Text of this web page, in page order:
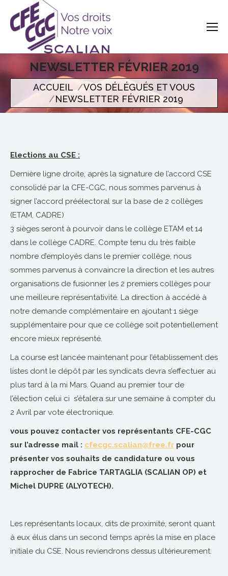
NEWSLETTER FÉVRIER 2019
Vous êtes ici
ACCUEIL
VOS DÉLÉGUÉS ET VOUS
NEWSLETTER FÉVRIER 2019
Elections au CSE :
Dernière ligne droite, après la signature de l’accord CSE
consolidé par la CFE-CGC, nous sommes parvenus à
signer l’accord préélectoral sur la base de 2 collèges
(ETAM, CADRE)
3 sièges seront à pourvoir dans le collège ETAM et 14
dans le collège CADRE. Compte tenu du très faible
nombre d’employés dans le premier collège, nous
sommes parvenus à convaincre la direction et les autres
organisations de fusionner les 2 premiers collèges pour
une meilleure représentativité. La direction à accédé à
notre demande complémentaire en ajoutant 1 siège
supplémentaire pour que ce collège soit potentiellement
encore mieux représenté.
La course est lancée maintenant pour l’établissement des
listes dont le dépôt par les syndicats devra s’effectuer au
plus tard à la mi Mars. Quand au premier tour de
l’élection celui ci s’étalera sur une semaine à compter du
2 Avril par vote électronique.
vous pouvez contacter vos représentants CFE-CGC
sur l’adresse mail : cfecgc.scalian@free.fr pour
présenter vos souhaits de candidature ou vous
rapprocher de Fabrice TARTAGLIA (SCALIAN OP) et
Michel DUPRE (ALYOTECH).
Les représentants locaux, dits de proximité, seront quant
à eux élus dans un second temps après la mise en place
initiale du CSE. Nous reviendrons dessus ultérieurement.